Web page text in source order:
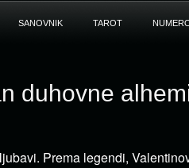
SANOVNIK TAROT
duhovne
Prema legendi,